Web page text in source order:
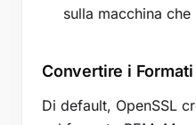
sulla macchina
Convertire i
Di default, OpenSSL